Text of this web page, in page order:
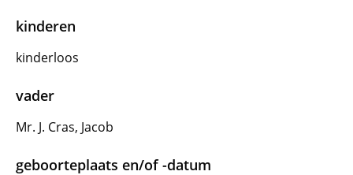
kinderen
kinderloos
vader
Mr. J. Cras, Jacob
geboorteplaats en/of -datum